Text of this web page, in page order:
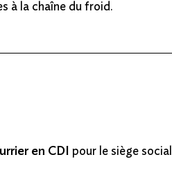
à la chaîne du froid.
en CDI pour le siège social